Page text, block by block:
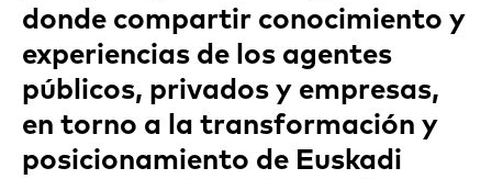
donde compartir conocimiento y
experiencias de los agentes
públicos, privados y empresas,
en torno a la transformación y
posicionamiento de Euskadi